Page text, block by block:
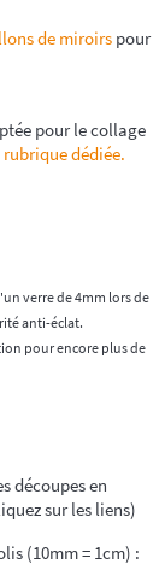
de miroirs pour
pour le collage
rubrique dédiée.
verre de 4mm lors de
anti-éclat.
pour encore plus de
découpes en
sur les liens)
(10mm = 1cm) :